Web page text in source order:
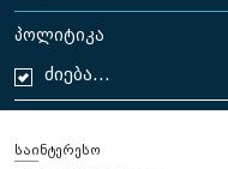
პოლიტიკა
საინტერესო